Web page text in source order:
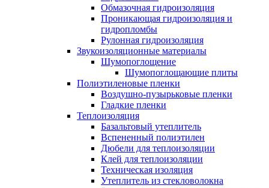
Обмазочная гидроизоляция
Проникающая гидроизоляция и
гидропломбы
Рулонная гидроизоляция
Звукоизоляционные материалы
Шумопоглощение
Шумопоглощающие плиты
Полиэтиленовые пленки
Воздушно-пузырьковые пленки
Гладкие пленки
Теплоизоляция
Базальтовый утеплитель
Вспененный полиэтилен
Дюбели для теплоизоляции
Клей для теплоизоляции
Техническая изоляция
Утеплитель из стекловолокна